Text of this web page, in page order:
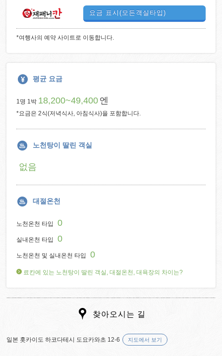
요금 표시(모든객실타입)
*여행사의 예약 사이트로 이동합니다.
평균 요금
1명 1박 18,200~49,400 엔
*요금은 2식(저녁식사, 아침식사)을 포함합니다.
노천탕이 딸린 객실
없음
대절온천
노천온천 타입 0
실내온천 타입 0
노천온천 및 실내온천 타입 0
료칸에 있는 노천탕이 딸린 객실, 대절온천, 대욕장의 차이는?
찾아오시는 길
일본 홋카이도 하코다테시 도요카와초 12-6 지도에서 보기